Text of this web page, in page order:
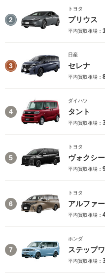
2
トヨタ
プリウス
平均買取相場：
3
日産
セレナ
平均買取相場：
4
ダイハツ
タント
平均買取相場：
5
トヨタ
ヴォクシー
平均買取相場：
6
トヨタ
アルファ
平均買取相場：
7
ホンダ
ステップ
平均買取相場：